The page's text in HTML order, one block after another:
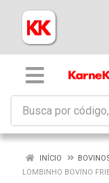
INÍCIO
LOMBINHO BOVINO